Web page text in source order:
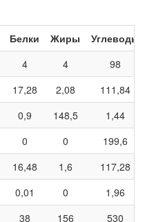
Белки Жиры
Углеводы
4 4
98
17,28 2,08
111,84
0,9 148,5
1,44
0 0
199,6
16,48 1,6
117,28
0,01 0
1,96
38 156
530